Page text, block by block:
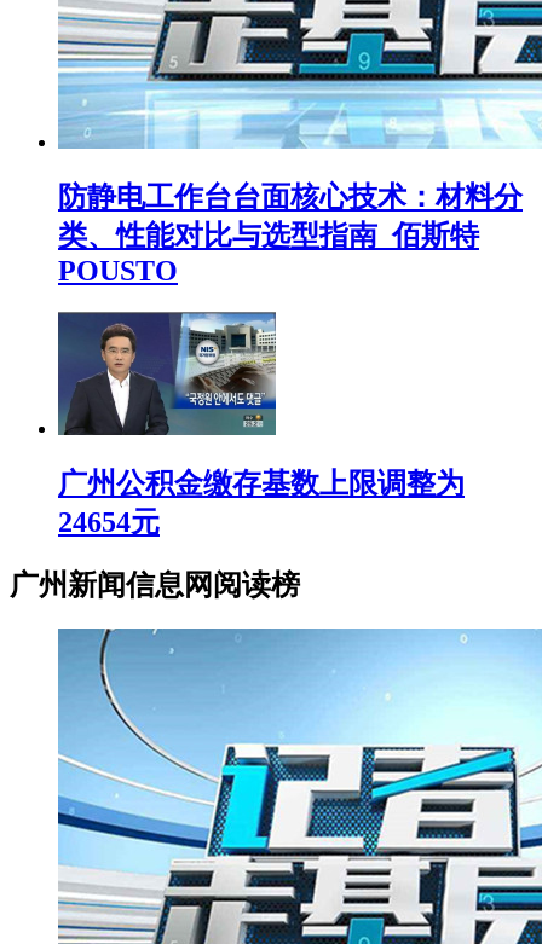
防静电工作台台面核心技术：材料分
类、性能对比与选型指南_佰斯特
POUSTO
广州公积金缴存基数上限调整为
24654元
广州新闻信息网阅读榜